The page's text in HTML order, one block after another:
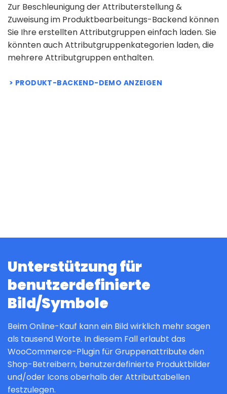
Zur Beschleunigung der Attributerstellung &
Zuweisung im Produktbearbeitungs-Backend können
Sie Ihre erstellten Attributgruppen einfach laden. Sie
könnten auch Attributgruppenkategorien laden, die
mehrere Attributgruppen enthalten.
PRODUKT-BACKEND-DEMO ANZEIGEN
Unterstützung für
benutzerdefinierte
Bild/Symbole
Beim Online-Kauf kann ein Bild wirklich mehr sagen
als tausend Worte. In diesem Fall erlaubt das
WooCommerce-Plugin für Gruppenattribute den
Shop-Betreibern, benutzerdefinierte Produktbilder
und/oder Icons oberhalb der Attributtabellen
festzulegen.